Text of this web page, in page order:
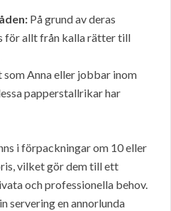
På grund av deras
för allt från kalla rätter till
som Anna eller jobbar inom
papperstallrikar har
i förpackningar om 10 eller
vilket gör dem till ett
och professionella behov.
servering en annorlunda